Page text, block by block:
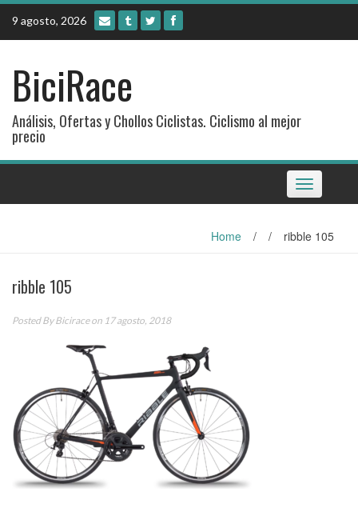
Skip
content
9 agosto, 2026
BiciRace
Análisis, Ofertas y Chollos Ciclistas. Ciclismo al mejor
precio
Toggle
navigation
Home / / ribble 105
ribble 105
Posted ByBiciraceon 17 agosto, 2018